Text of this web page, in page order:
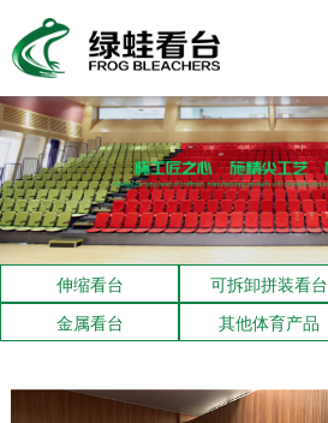
伸缩看台 可拆卸拼装看台
金属看台
其他体育产品